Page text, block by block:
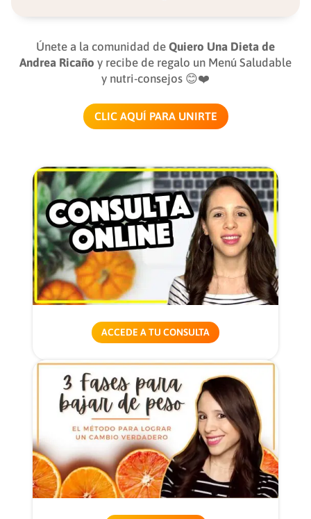
Únete a la comunidad de Quiero Una Dieta de
Andrea Ricaño y recibe de regalo un Menú Saludable
y nutri-consejos 😊❤️
CLIC AQUÍ PARA UNIRTE
ACCEDE A TU CONSULTA